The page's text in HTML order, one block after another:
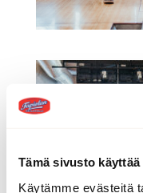
Tämä sivusto käyttää
Käytämme evästeitä